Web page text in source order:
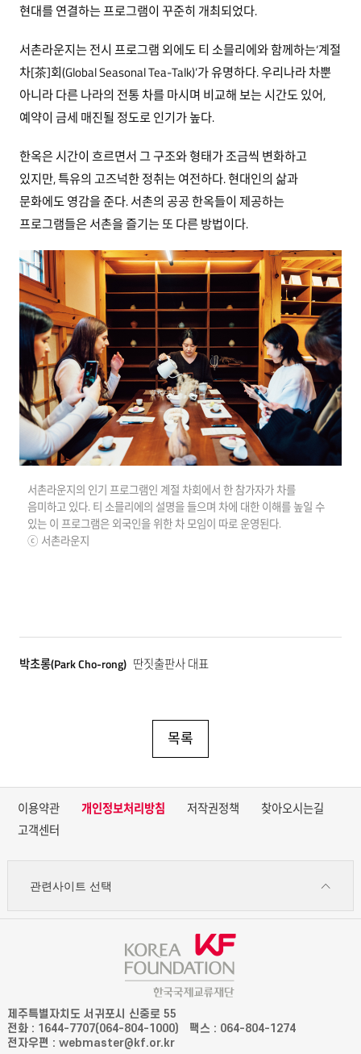
현대를 연결하는 프로그램이 꾸준히 개최되었다.
서촌라운지는 전시 프로그램 외에도 티 소믈리에와 함께하는‘계절
차[茶]회(Global Seasonal Tea-Talk)’가 유명하다. 우리나라 차뿐
아니라 다른 나라의 전통 차를 마시며 비교해 보는 시간도 있어,
예약이 금세 매진될 정도로 인기가 높다.
한옥은 시간이 흐르면서 그 구조와 형태가 조금씩 변화하고
있지만, 특유의 고즈넉한 정취는 여전하다. 현대인의 삶과
문화에도 영감을 준다. 서촌의 공공 한옥들이 제공하는
프로그램들은 서촌을 즐기는 또 다른 방법이다.
서촌라운지의 인기 프로그램인 계절 차회에서 한 참가자가 차를
음미하고 있다. 티 소믈리에의 설명을 들으며 차에 대한 이해를 높일 수
있는 이 프로그램은 외국인을 위한 차 모임이 따로 운영된다.
ⓒ 서촌라운지
박초롱(Park Cho-rong) 딴짓출판사 대표
목록
이용약관 개인정보처리방침 저작권정책
찾아오시는길
고객센터
관련사이트 선택
제주특별자치도 서귀포시 신중로 55
전화 : 1644-7707(064-804-1000)
팩스 : 064-804-1274
전자우편 : webmaster@kf.or.kr